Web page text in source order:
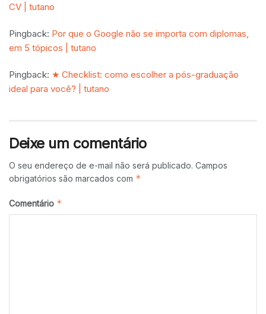
CV | tutano
Pingback: Por que o Google não se importa com diplomas,
em 5 tópicos | tutano
Pingback: ★ Checklist: como escolher a pós-graduação
ideal para você? | tutano
Deixe um comentário
O seu endereço de e-mail não será publicado. Campos
obrigatórios são marcados com *
Comentário *